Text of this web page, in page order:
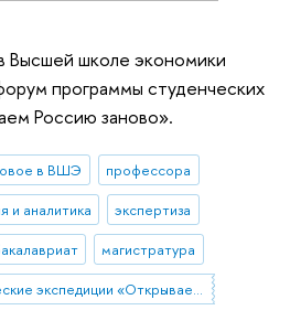
Высшей школе экономики
программы студенческих
Россию заново».
в ВШЭ
профессора
и аналитика
экспертиза
магистратура
Студенческие экспедиции «Открываем Россию заново»